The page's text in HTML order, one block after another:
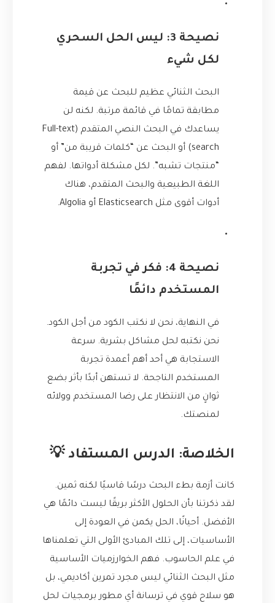
نصيحة 3: ليس الحل السحري
لكل شيء
البحث الثنائي عظيم للبحث عن قيمة
مطابقة تمامًا في قائمة مرتبة. لكنه لن
يساعدك في البحث النصي المتقدم (Full-text
search) أو البحث عن “كلمات قريبة من” أو
“منتجات تشبه”. لكل مشكلة أدواتها. لفهم
اللغة الطبيعية والبحث المتقدم، هناك
أدوات أقوى مثل Elasticsearch أو Algolia.
نصيحة 4: فكر في تجربة
المستخدم دائمًا
في النهاية، نحن لا نكتب الكود من أجل الكود.
نحن نكتبه لحل مشاكل بشرية. سرعة
الاستجابة هي أحد أهم أعمدة تجربة
المستخدم الناجحة. لا تستهن أبدًا بأثر بضع
ثوانٍ من الانتظار على رضا المستخدم وولائه
لمنصتك.
الخلاصة: الدرس المستفاد 💡
كانت أزمة بطء البحث درسًا قاسيًا لكنه ثمين.
لقد ذكرتنا بأن الحلول الأكثر بريقًا ليست دائمًا هي
الأفضل. أحيانًا، الحل يكمن في العودة إلى
الأساسيات، إلى تلك المبادئ الأولى التي تعلمناها
في علم الحاسوب. فهم الخوارزميات الأساسية
مثل البحث الثنائي ليس مجرد تمرين أكاديمي، بل
هو سلاح قوي في ترسانة أي مطور برمجيات لحل